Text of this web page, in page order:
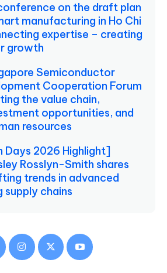
on the draft plan
manufacturing in Ho Chi
expertise – creating
growth
Semiconductor
Cooperation Forum
the value chain,
opportunities, and
resources
2026 Highlight]
Rosslyn-Smith shares
trends in advanced
chains